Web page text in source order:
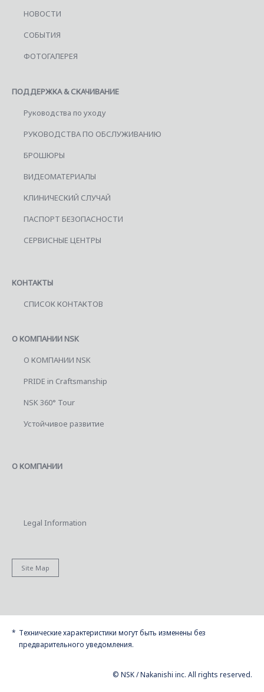
НОВОСТИ
СОБЫТИЯ
ФОТОГАЛЕРЕЯ
ПОДДЕРЖКА & СКАЧИВАНИЕ
Руководства по уходу
РУКОВОДСТВА ПО ОБСЛУЖИВАНИЮ
БРОШЮРЫ
ВИДЕОМАТЕРИАЛЫ
КЛИНИЧЕСКИЙ СЛУЧАЙ
ПАСПОРТ БЕЗОПАСНОСТИ
СЕРВИСНЫЕ ЦЕНТРЫ
КОНТАКТЫ
СПИСОК КОНТАКТОВ
О КОМПАНИИ NSK
О КОМПАНИИ NSK
PRIDE in Craftsmanship
NSK 360° Tour
Устойчивое развитие
О КОМПАНИИ
Legal Information
Site Map
Технические характеристики могут быть изменены без
предварительного уведомления.
© NSK / Nakanishi inc. All rights reserved.